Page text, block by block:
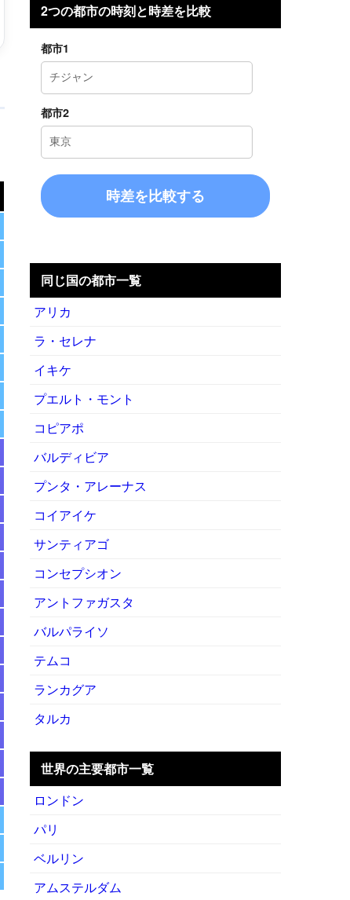
2つの都市の時刻と時差を比較
都市1
都市2
時差を比較する
同じ国の都市一覧
アリカ
ラ・セレナ
イキケ
プエルト・モント
コピアポ
バルディビア
プンタ・アレーナス
コイアイケ
サンティアゴ
コンセプシオン
アントファガスタ
バルパライソ
テムコ
ランカグア
タルカ
世界の主要都市一覧
ロンドン
パリ
ベルリン
アムステルダム